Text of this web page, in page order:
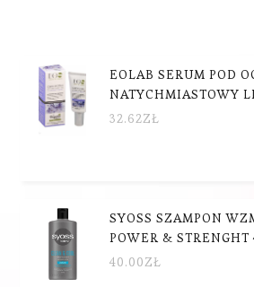
EOLAB SERUM POD
NATYCHMIASTOWY
32.62ZŁ
SYOSS SZAMPON
POWER & STRENGHT
40.00ZŁ